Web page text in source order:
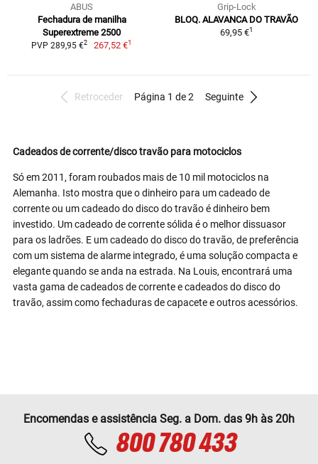
ABUS
Fechadura de manilha
Superextreme 2500
PVP 289,95 €2 267,52 €1
Grip-Lock
BLOQ. ALAVANCA DO TRAVÃO
69,95 €1
Retroceder Página 1 de 2 Seguinte
Cadeados de corrente/disco travão para motociclos
Só em 2011, foram roubados mais de 10 mil motociclos na
Alemanha. Isto mostra que o dinheiro para um cadeado de
corrente ou um cadeado do disco do travão é dinheiro bem
investido. Um cadeado de corrente sólida é o melhor dissuasor
para os ladrões. E um cadeado do disco do travão, de preferência
com um sistema de alarme integrado, é uma solução compacta e
elegante quando se anda na estrada. Na Louis, encontrará uma
vasta gama de cadeados de corrente e cadeados do disco do
travão, assim como fechaduras de capacete e outros acessórios.
Encomendas e assistência Seg. a Dom. das 9h às 20h
800 780 433